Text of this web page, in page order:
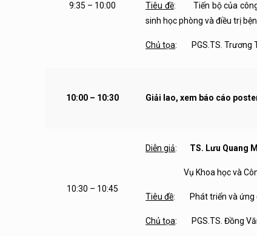
9:35 – 10:00 Tiêu đề: Tiến bộ của công
sinh học phòng và điều trị
Chủ tọa: PGS.TS. Trương
10:00 – 10:30 Giải lao, xem báo cáo
10:30 – 10:45
Diễn giả: TS. Lưu Quang
Vụ Khoa học và Công
Tiêu đề: Phát triển và ứng
Chủ tọa: PGS.TS. Đồng Văn